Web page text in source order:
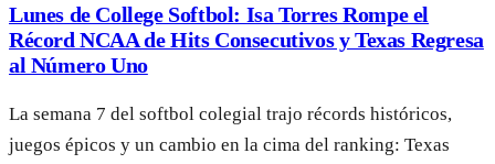
Lunes de College Softbol: Isa Torres Rompe el
Récord NCAA de Hits Consecutivos y Texas Regresa
al Número Uno
La semana 7 del softbol colegial trajo récords históricos,
juegos épicos y un cambio en la cima del ranking: Texas